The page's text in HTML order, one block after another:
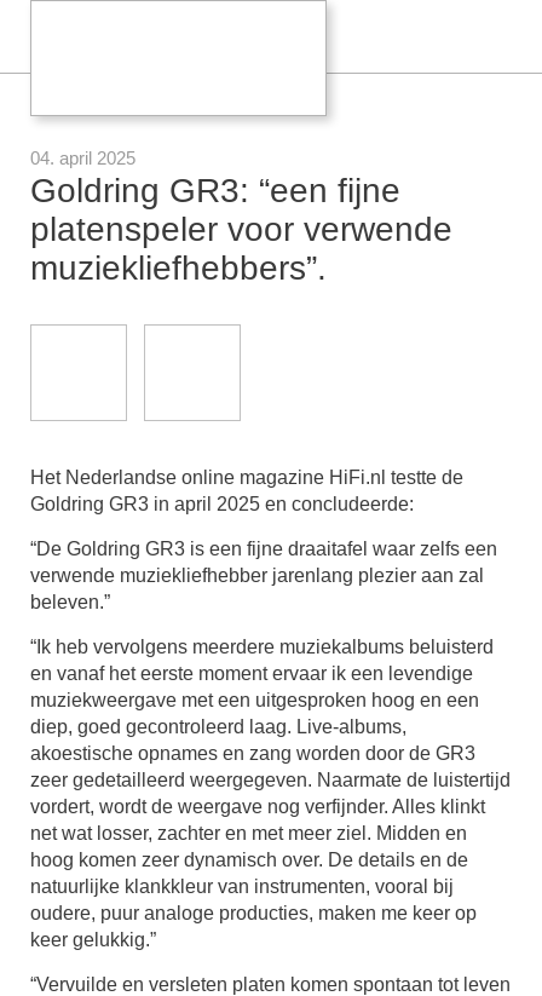
04. april 2025
Goldring GR3: “een fijne
platenspeler voor verwende
muziekliefhebbers”.
Het Nederlandse online magazine HiFi.nl testte de
Goldring GR3 in april 2025 en concludeerde:
“De Goldring GR3 is een fijne draaitafel waar zelfs een
verwende muziekliefhebber jarenlang plezier aan zal
beleven.”
“Ik heb vervolgens meerdere muziekalbums beluisterd
en vanaf het eerste moment ervaar ik een levendige
muziekweergave met een uitgesproken hoog en een
diep, goed gecontroleerd laag. Live-albums,
akoestische opnames en zang worden door de GR3
zeer gedetailleerd weergegeven. Naarmate de luistertijd
vordert, wordt de weergave nog verfijnder. Alles klinkt
net wat losser, zachter en met meer ziel. Midden en
hoog komen zeer dynamisch over. De details en de
natuurlijke klankkleur van instrumenten, vooral bij
oudere, puur analoge producties, maken me keer op
keer gelukkig.”
“Vervuilde en versleten platen komen spontaan tot leven